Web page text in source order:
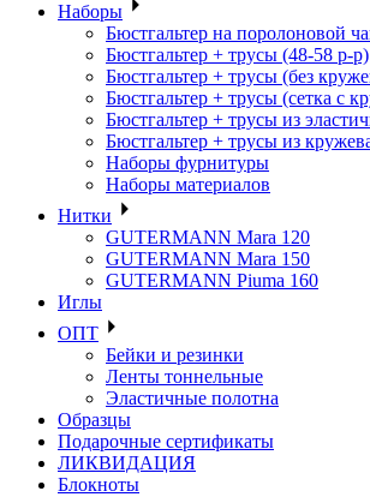
Наборы
Бюстгальтер на поролоновой
Бюстгальтер + трусы (48-58 р-р)
Бюстгальтер + трусы (без
Бюстгальтер + трусы (сетка с
Бюстгальтер + трусы из
Бюстгальтер + трусы из
Наборы фурнитуры
Наборы материалов
Нитки
GUTERMANN Mara 120
GUTERMANN Mara 150
GUTERMANN Piuma 160
Иглы
ОПТ
Бейки и резинки
Ленты тоннельные
Эластичные полотна
Образцы
Подарочные сертификаты
ЛИКВИДАЦИЯ
Блокноты